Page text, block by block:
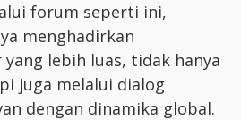
forum seperti ini,
menghadirkan
lebih luas, tidak hanya
juga melalui dialog
dengan dinamika global.